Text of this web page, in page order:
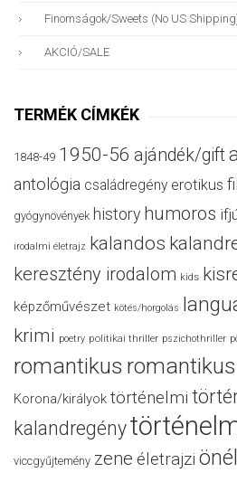
Finomságok/sweets (no US
AKCIÓ/SALE
TERMÉK CÍMKÉK
1848-49 1950-56 ajándék/gift
antológia családregény erotikus
gyógynövények history humoros
irodalmi életrajz kalandos
keresztény irodalom kids
képzőművészet kötés/horgolás
krimi poetry politikai thriller pszichothriller
romantikus
Korona/királyok történelmi
kalandregény
viccgyűjtemény zene életrajzi